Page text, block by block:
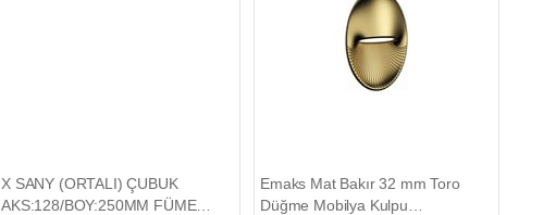
X SANY (ORTALI) ÇUBUK
AKS:128/BOY:250MM FÜME
Emaks Mat Bakır 32 mm Toro
Düğme Mobilya Kulpu